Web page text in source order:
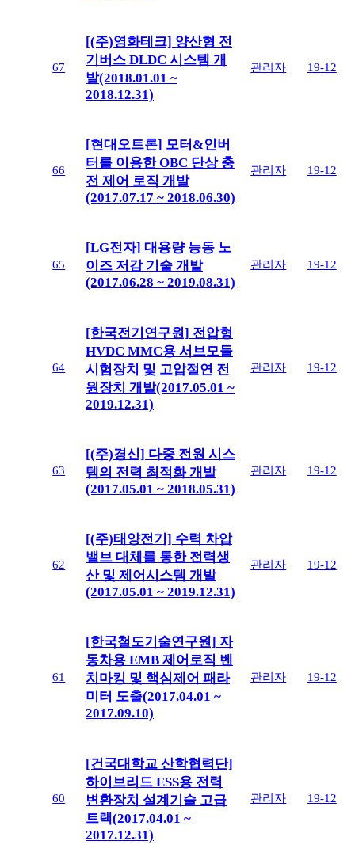
67
[(주)영화테크] 양산형 전
기버스 DLDC 시스템 개
발(2018.01.01 ~
2018.12.31)
관리자 19-12
66
[현대오트론] 모터&인버
터를 이용한 OBC 단상 충
전 제어 로직 개발
(2017.07.17 ~ 2018.06.30)
관리자 19-12
65
[LG전자] 대용량 능동 노
이즈 저감 기술 개발
(2017.06.28 ~ 2019.08.31)
관리자 19-12
64
[한국전기연구원] 전압형
HVDC MMC용 서브모듈
시험장치 및 고압절연 전
원장치 개발(2017.05.01 ~
2019.12.31)
관리자 19-12
63
[(주)경신] 다중 전원 시스
템의 전력 최적화 개발
(2017.05.01 ~ 2018.05.31)
관리자 19-12
62
[(주)태양전기] 수력 차압
밸브 대체를 통한 전력생
산 및 제어시스템 개발
(2017.05.01 ~ 2019.12.31)
관리자 19-12
61
[한국철도기술연구원] 자
동차용 EMB 제어로직 벤
치마킹 및 핵심제어 패라
미터 도출(2017.04.01 ~
2017.09.10)
관리자 19-12
60
[건국대학교 산학협력단]
하이브리드 ESS용 전력
변환장치 설계기술 고급
트랙(2017.04.01 ~
2017.12.31)
관리자 19-12